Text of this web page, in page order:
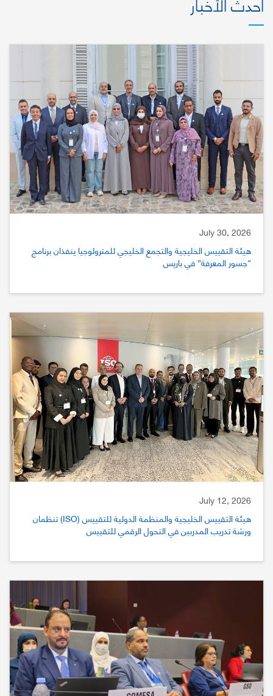
July 30, 2026
هيئة التقييس الخليجية والتجمع الخليجي للمترولوجيا ينفذان برنامج
“جسور المعرفة” في باريس
July 12, 2026
هيئة التقييس الخليجية والمنظمة الدولية للتقييس (ISO) تنظمان
ورشة تدريب المدربين في التحول الرقمي للتقييس